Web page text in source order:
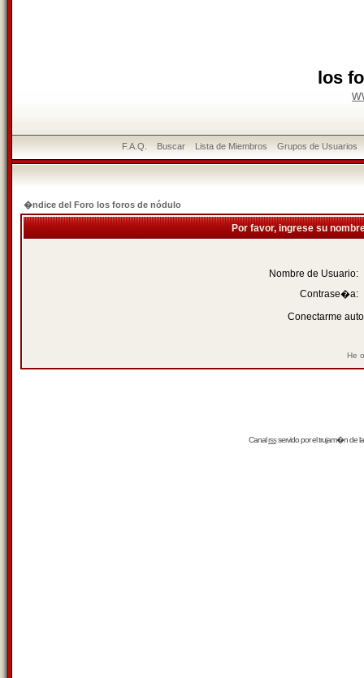
los
F.A.Q. Buscar Lista de Miembros Grupos de Usuarios
�ndice del Foro los foros de nódulo
Por favor, ingrese su
Nombre de Usuario:
Contrase�a:
Conectarme
He
Canalrssservido por eltrujam�nde